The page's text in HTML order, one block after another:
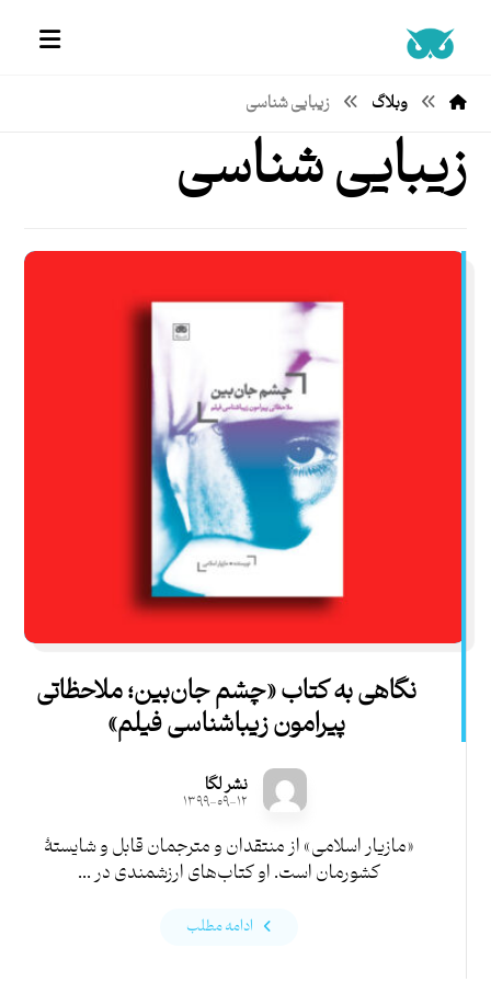
وبلاگ زیبایی شناسی
زیبایی شناسی
نگاهی به کتاب «چشم جان‌بین؛ ملاحظاتی
پیرامون زیباشناسی فیلم»
نشر لگا
۱۳۹۹-۰۹-۱۲
«مازیار اسلامی» از منتقدان و مترجمان قابل و شایستۀ
کشورمان است. او کتاب‌های ارزشمندی در ...
ادامه مطلب